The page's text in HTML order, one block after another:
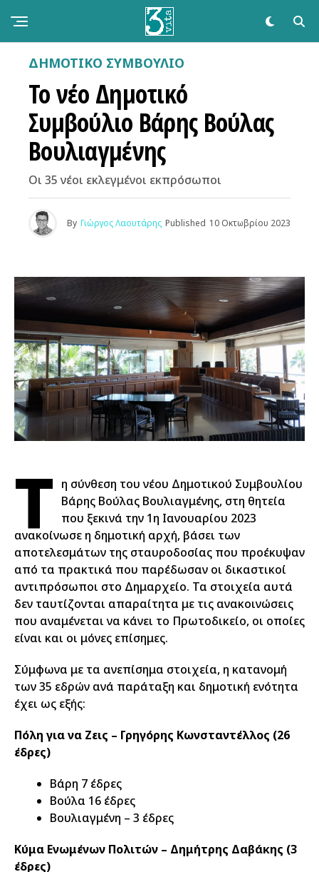
ΔΗΜΟΤΙΚΌ ΣΥΜΒΟΎΛΙΟ
Το νέο Δημοτικό
Συμβούλιο Βάρης Βούλας
Βουλιαγμένης
Οι 35 νέοι εκλεγμένοι εκπρόσωποι
By Γιώργος Λαουτάρης Published 10 Οκτωβρίου 2023
Τ η σύνθεση του νέου Δημοτικού Συμβουλίου
Βάρης Βούλας Βουλιαγμένης, στη θητεία
που ξεκινά την 1η Ιανουαρίου 2023
ανακοίνωσε η δημοτική αρχή, βάσει των
αποτελεσμάτων της σταυροδοσίας που προέκυψαν
από τα πρακτικά που παρέδωσαν οι δικαστικοί
αντιπρόσωποι στο Δημαρχείο. Τα στοιχεία αυτά
δεν ταυτίζονται απαραίτητα με τις ανακοινώσεις
που αναμένεται να κάνει το Πρωτοδικείο, οι οποίες
είναι και οι μόνες επίσημες.
Σύμφωνα με τα ανεπίσημα στοιχεία, η κατανομή
των 35 εδρών ανά παράταξη και δημοτική ενότητα
έχει ως εξής:
Πόλη για να Ζεις – Γρηγόρης Κωνσταντέλλος (26
έδρες)
Βάρη 7 έδρες
Βούλα 16 έδρες
Βουλιαγμένη – 3 έδρες
Κύμα Ενωμένων Πολιτών – Δημήτρης Δαβάκης (3
έδρες)